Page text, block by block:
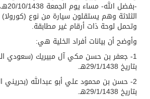
-
الثلاثة وهم يستقلون سيارة من نوع
وتحمل لوحة ذات أرقام غير مطابقة.
وأوضح أن بيانات أفراد الخلية هي:
1- جعفر بن حسن مكي آل مبيريك (سعودي
بتاريخ 29/1/1438هـ.
2- حسن بن محمود علي أبو عبدالله (بحريني
بتاريخ 29/1/1438هـ.